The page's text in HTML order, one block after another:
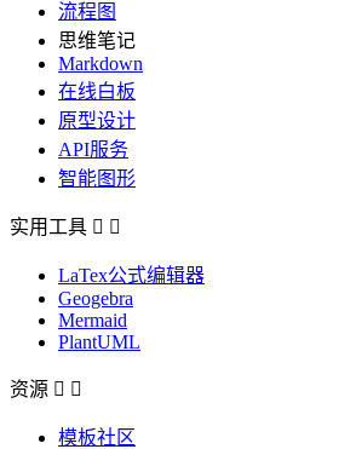
流程图
思维笔记
Markdown
在线白板
原型设计
API服务
智能图形
实用工具  
LaTex公式编辑器
Geogebra
Mermaid
PlantUML
资源  
模板社区